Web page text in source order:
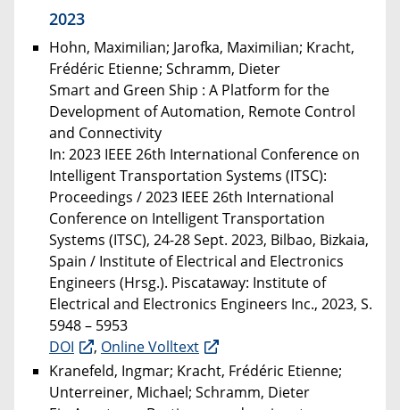
2023
Hohn, Maximilian; Jarofka, Maximilian; Kracht,
Frédéric Etienne; Schramm, Dieter
Smart and Green Ship : A Platform for the
Development of Automation, Remote Control
and Connectivity
In: 2023 IEEE 26th International Conference on
Intelligent Transportation Systems (ITSC):
Proceedings / 2023 IEEE 26th International
Conference on Intelligent Transportation
Systems (ITSC), 24-28 Sept. 2023, Bilbao, Bizkaia,
Spain / Institute of Electrical and Electronics
Engineers (Hrsg.). Piscataway: Institute of
Electrical and Electronics Engineers Inc., 2023, S.
5948 – 5953
DOI
, Online Volltext
Kranefeld, Ingmar; Kracht, Frédéric Etienne;
Unterreiner, Michael; Schramm, Dieter